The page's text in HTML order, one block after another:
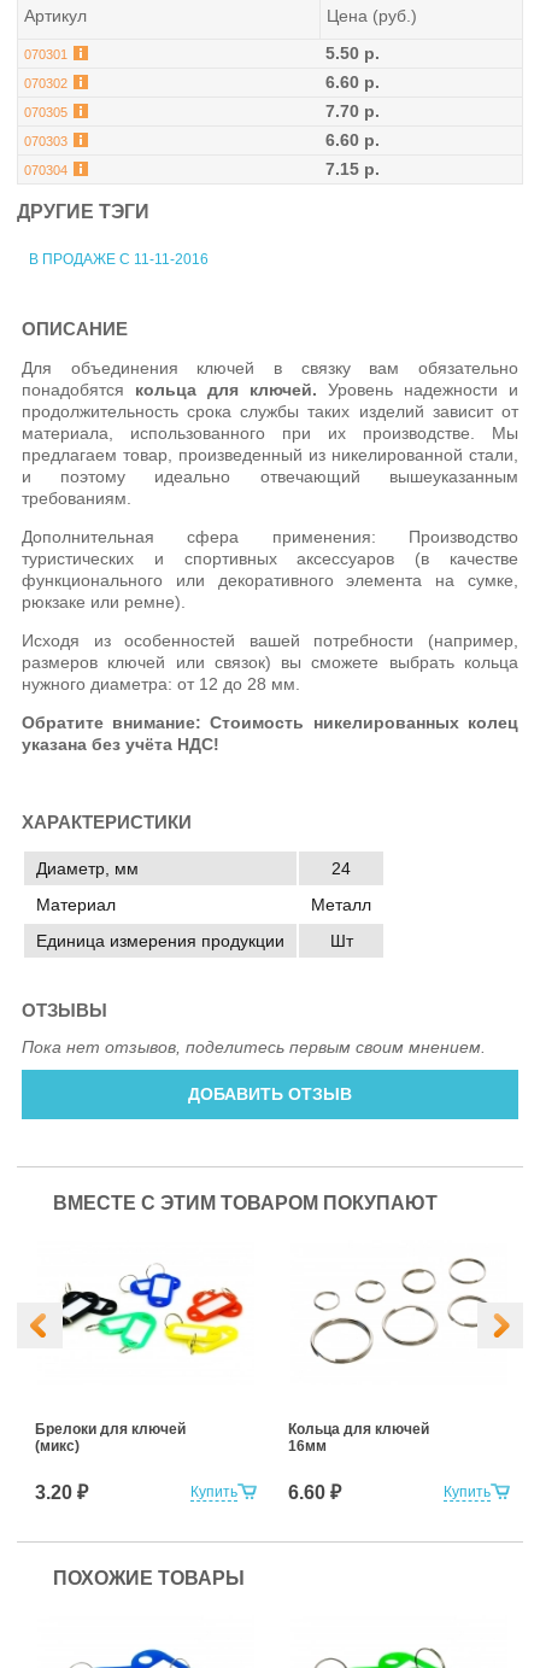
Артикул Цена (руб.)
070301 5.50 р.
070302 6.60 р.
070305 7.70 р.
070303 6.60 р.
070304 7.15 р.
ДРУГИЕ ТЭГИ
В ПРОДАЖЕ С 11-11-2016
ОПИСАНИЕ
Для объединения ключей в связку вам обязательно
понадобятся кольца для ключей. Уровень надежности и
продолжительность срока службы таких изделий зависит от
материала, использованного при их производстве. Мы
предлагаем товар, произведенный из никелированной стали,
и поэтому идеально отвечающий вышеуказанным
требованиям.
Дополнительная сфера применения: Производство
туристических и спортивных аксессуаров (в качестве
функционального или декоративного элемента на сумке,
рюкзаке или ремне).
Исходя из особенностей вашей потребности (например,
размеров ключей или связок) вы сможете выбрать кольца
нужного диаметра: от 12 до 28 мм.
Обратите внимание: Стоимость никелированных колец
указана без учёта НДС!
ХАРАКТЕРИСТИКИ
Диаметр, мм
24
Материал
Металл
Единица измерения продукции
Шт
ОТЗЫВЫ
Пока нет отзывов, поделитесь первым своим мнением.
ДОБАВИТЬ ОТЗЫВ
ВМЕСТЕ С ЭТИМ ТОВАРОМ ПОКУПАЮТ
Купить
Брелоки для ключей
(микс)
3.20 ₽ Купить
Кольца для ключей
16мм
6.60 ₽
ПОХОЖИЕ ТОВАРЫ